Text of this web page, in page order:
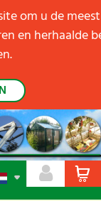
om u de
en herhaalde